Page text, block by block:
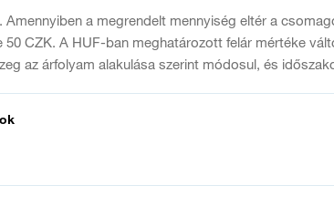
Amennyiben a megrendelt mennyiség eltér a
50 CZK. A HUF-ban meghatározott felár mértéke
az árfolyam alakulása szerint módosul, és